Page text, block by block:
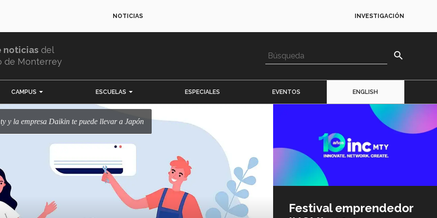
NOTICIAS INVESTIGACIÓN
noticias del
de Monterrey
search
CAMPUS ESCUELAS ESPECIALES EVENTOS ENGLISH
y la empresa Daikin te puede llevar a Japón
Festival emprendedor